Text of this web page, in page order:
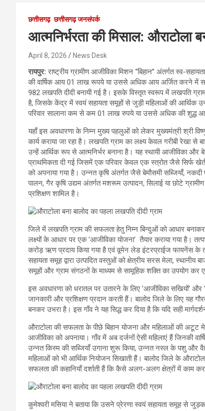
छत्तीसगढ़ छत्तीसगढ़ जनसंपर्क
आत्मनिर्भरता की मिसाल: औराटोला
April 8, 2026 News Desk
रायपुर:राष्ट्रीय ग्रामीण आजीविका मिशन ‘‘बिहान’’ अंतर्गत स्व-
की वार्षिक आय 01 लाख रूपये या उससे अधिक आय अर्जित करने में
982 लखपति दीदी बनायी गई है। इसके विस्तृत स्वरूप में लखपति
है, जिसके केंद्र में स्वयं सहायता समूहों से जुड़ी महिलाओं की आर्थिक
परिवार सालाना कम से कम 01 लाख रुपये या उससे अधिक की शुद्ध
यहाँ इस अवधारणा के निम्न मुख्य पहलुओं को लेकर मुख्यमंत्री श्री
कार्य कराया जा रहा है। लखपति ग्राम का लक्ष्य केवल गरीबी रेखा से
उन्हें आर्थिक रूप से आत्मनिर्भर बनाना है। यह स्थायी आजीविका
प्राथमिकता दी गई जिसमें एक परिवार केवल एक स्त्रोत जैसे सिर्फ
को अपनाया गया है। उन्नत कृषि अंतर्गत जैसे बेमौसमी सब्जियाँ,
पालन, गैर कृषि उद्यम अंतर्गत मशरूम उत्पादन, सिलाई या छोटे
प्रशिक्षण शामिल है।
जिले में लखपति ग्राम की सफलता हेतु निम्न बिन्दुओं को आधार
लक्ष्यों के आधार पर एक ’आजीविका योजना’ तैयार कराया गया है।
करोड़ ऋण प्रदाय किया गया है एवं वूमेन लेड इंटरप्राईज फायनेंस के
सहायता समूह द्वारा उत्पादित वस्तुओं को क्षेत्रीय सरस मेला,
समूहों और ग्राम संगठनों के माध्यम से सामूहिक शक्ति का उपयोग कर
इस अवधारणा को धरातल पर उतारने के लिए ’आजीविका सखियों’ और
जानकारी और प्रशिक्षण प्रदान करती हैं। बालोद जिले के लिए यह
बनकर उभरा है। इस गाँव ने यह सिद्ध कर दिया है कि यदि सही
औराटोला की सफलता के पीछे बिहान योजना और महिलाओं की अटूट
आजीविका को अपनाया। गाँव में अब दर्जनों ऐसी महिलाएं हैं जिनकी
उन्नत किस्म की सब्जियाँ उगाना शुरू किया, उन्नत नस्ल के पशु और
महिलाओं को भी आर्थिक नियोजन सिखाती हैं। बालोद जिले के
सफलता की कहानियाँ दर्शाती हैं कि कैसे अलग-अलग क्षेत्रों में काम
कुमेश्वरी मसिया ने बताया कि उसने प्रेरणा स्वयं सहायता समूह से